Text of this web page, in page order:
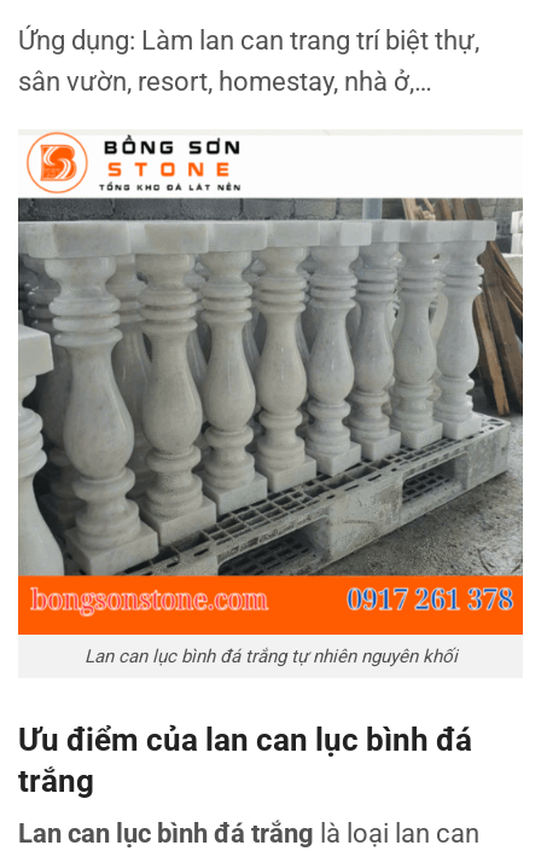
Ứng dụng: Làm lan can trang trí biệt thự,
sân vườn, resort, homestay, nhà ở,…
Lan can lục bình đá trắng tự nhiên nguyên khối
Ưu điểm của lan can lục bình đá
trắng
Lan can lục bình đá trắng là loại lan can